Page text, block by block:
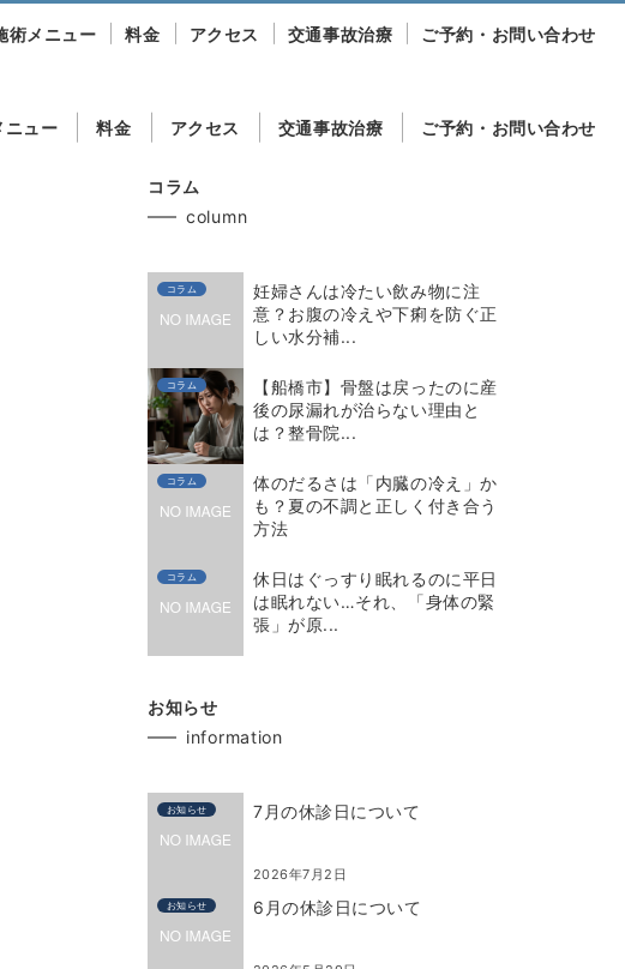
ニュー 料金 アクセス 交通事故治療 ご予約・お問い合わせ
術メニュー 料金 アクセス 交通事故治療 ご予約・お問い合わせ
コラム
column
コラム
妊婦さんは冷たい飲み物に注
意？お腹の冷えや下痢を防ぐ正
しい水分補...
コラム
【船橋市】骨盤は戻ったのに産
後の尿漏れが治らない理由と
は？整骨院...
コラム
体のだるさは「内臓の冷え」か
も？夏の不調と正しく付き合う
方法
コラム
休日はぐっすり眠れるのに平日
は眠れない…それ、「身体の緊
張」が原...
お知らせ
information
お知らせ 7月の休診日について
2026年7月2日
お知らせ 6月の休診日について